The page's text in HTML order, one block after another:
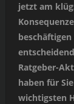
jetzt am
Ratgeber-
haben für
wichtigsten